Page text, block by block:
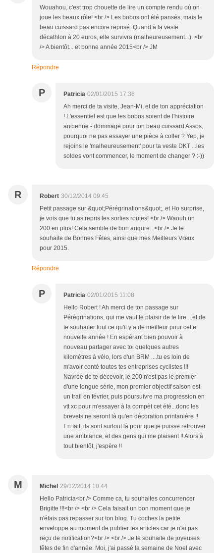
Wouahou, c'est trop chouette de lire un compte rendu où on
joue les beaux rôle! <br /> Les bobos ont été pansés, mais le
beau cuissard pas encore reprisé. Quand à la veste
décathlon à 20 euros, elle survivra (malheureusement...). <br
/> A bientôt... et bonne année 2015<br /> JM
Répondre
P Patricia 02/01/2015 17:36
Ah merci de ta visite, Jean-Mi, et de ton appréciation
! L'essentiel est que les bobos soient de l'histoire
ancienne - dommage pour ton beau cuissard Assos,
pourquoi ne pas essayer une pièce à coller ? Yep, je
rejoins le 'malheureusement' pour ta veste DKT ...les
soldes vont commencer, le moment de changer ? :-))
R Robert 30/12/2014 09:45
Petit passage sur &quot;Pérégrinations&quot;, et Ho surprise,
je vois que tu as repris les sorties routes! <br /> Waouh un
200 en plus! Cela semble de bon augure...<br /> Je te
souhaite de Bonnes Fêtes, ainsi que mes Meilleurs Vœux
pour 2015.
Répondre
P Patricia 02/01/2015 11:08
Hello Robert ! Ah merci de ton passage sur
Pérégrinations, qui me vaut le plaisir de te lire....et de
te souhaiter tout ce qu'il y a de meilleur pour cette
nouvelle année ! En espérant bien pouvoir à
nouveau partager avec toi quelques autres
kilomètres à vélo, lors d'un BRM ....tu es loin de
m'avoir conté toutes tes entreprises cyclistes !!!
Navrée de te décevoir, le 200 n'est pas le premier
d'une longue série, mon premier objectif saison est
un trail en février, puis poursuivre ma progression en
vtt xc pour m'essayer à la compèt cet été...donc les
brevets ne seront là qu'en décoration printanière !!
En fait, ils sont surtout là pour que je puisse retrouver
une ambiance, et des gens qui me plaisent !! Alors à
tout bientôt, j'espère !!
M Michel 29/12/2014 10:44
Hello Patricia<br /> Comme ca, tu souhaites concurrencer
Brigitte !!!<br /> <br /> Cela faisait un bon moment que je
n'étais pas repasser sur ton blog. Tu coches la petite
enveloppe au moment de publier tes articles car je n'ai pas
reçu de notification?<br /> <br /> Je te souhaite de joyeuses
fêtes de fin d'année. Moi, j'ai passé la semaine de Noel avec